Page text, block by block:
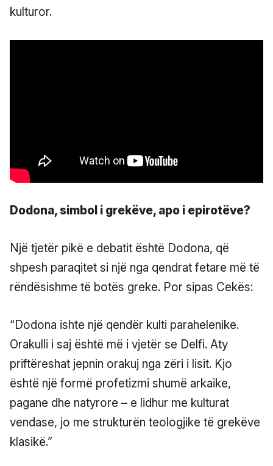
kulturor.
Dodona, simbol i grekëve, apo i epirotëve?
Një tjetër pikë e debatit është Dodona, që
shpesh paraqitet si një nga qendrat fetare më të
rëndësishme të botës greke. Por sipas Cekës:
“Dodona ishte një qendër kulti parahelenike.
Orakulli i saj është më i vjetër se Delfi. Aty
priftëreshat jepnin orakuj nga zëri i lisit. Kjo
është një formë profetizmi shumë arkaike,
pagane dhe natyrore – e lidhur me kulturat
vendase, jo me strukturën teologjike të grekëve
klasikë.”